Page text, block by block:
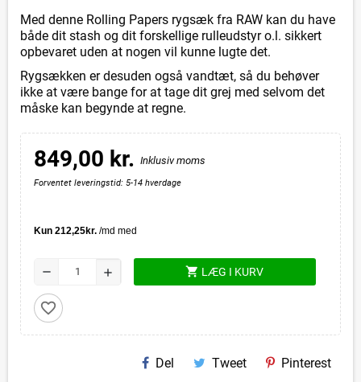
Med denne Rolling Papers rygsæk fra RAW kan du have
både dit stash og dit forskellige rulleudstyr o.l. sikkert
opbevaret uden at nogen vil kunne lugte det.
Rygsækken er desuden også vandtæt, så du behøver
ikke at være bange for at tage dit grej med selvom det
måske kan begynde at regne.
849,00 kr. Inklusiv moms
Forventet leveringstid: 5-14 hverdage
remove add shopping_cart LÆG I KURV
favorite_border
Del Tweet Pinterest